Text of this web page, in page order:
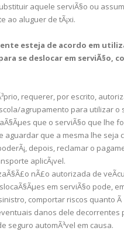
aquele serviÃ§o ou
ao aluguer de tÃ¡xi.
esteja de acordo em
se deslocar em serviÃ§o,
requerer, por escrito,
agrupamento para utilizar o
que o serviÃ§o que lhe
aguardar que a mesma lhe seja
depois, reclamar o
aplicÃ¡vel.
nÃ£o autorizada de
em serviÃ§o pode,
comportar riscos quanto Ã
danos dele decorrentes
seguro automÃ³vel em causa.